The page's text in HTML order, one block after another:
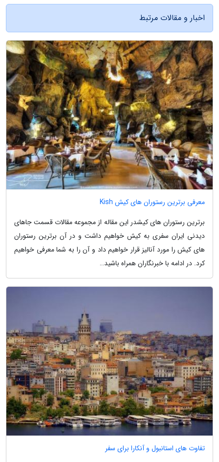
اخبار و مقالات مرتبط
معرفی برترین رستوران های کیش Kish
برترین رستوران های کیشدر این مقاله از مجموعه مقالات قسمت جاهای
دیدنی ایران سفری به کیش خواهیم داشت و در آن برترین رستوران
های کیش را مورد آنالیز قرار خواهیم داد و آن را به شما معرفی خواهیم
کرد. در ادامه با خبرنگاران همراه باشید…
تفاوت های استانبول و آنکارا برای سفر